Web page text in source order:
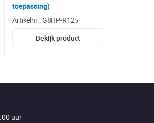
toepassing)
Artikelnr.: G8HP-R125
Bekijk product
uur